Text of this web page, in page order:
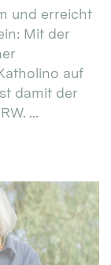
und erreicht
Mit der
auf
damit der
...